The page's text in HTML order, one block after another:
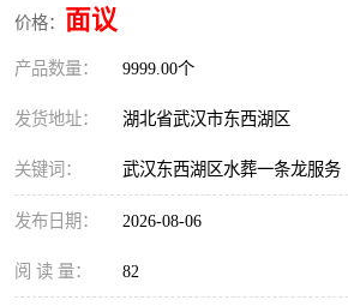
价格： 面议
产品数量： 9999.00个
发货地址： 湖北省武汉市东西湖区
关键词： 武汉东西湖区水葬一条龙服务
发布日期： 2026-08-06
阅 读 量： 82